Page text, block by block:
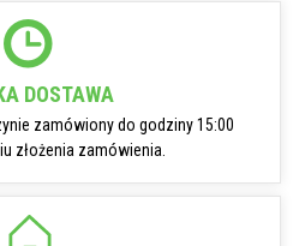
DOSTAWA
zamówiony do godziny 15:00
złożenia zamówienia.